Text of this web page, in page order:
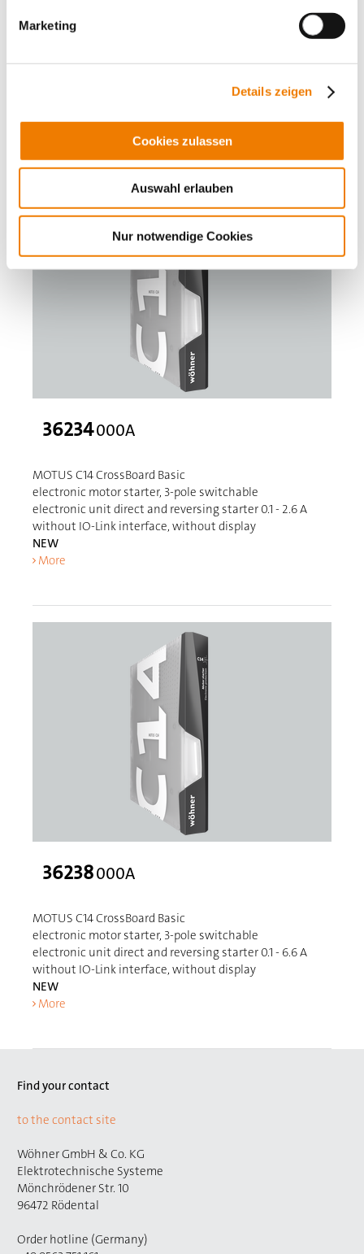
Marketing
Details zeigen
Cookies zulassen
Auswahl erlauben
Nur notwendige Cookies
MOTUS C14 CrossBoard Connect Plus
direct and reversing starter 0.1 - 6.6 A
More
36234000A
MOTUS C14 CrossBoard Basic
electronic motor starter, 3-pole switchable
electronic unit direct and reversing starter 0.1 - 2.6 A
without IO-Link interface, without display
NEW
More
36238000A
MOTUS C14 CrossBoard Basic
electronic motor starter, 3-pole switchable
electronic unit direct and reversing starter 0.1 - 6.6 A
without IO-Link interface, without display
NEW
More
Find your contact
to the contact site
Wöhner GmbH & Co. KG
Elektrotechnische Systeme
Mönchrödener Str. 10
96472 Rödental
Order hotline (Germany)